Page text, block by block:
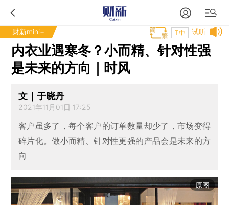
财新mini+ 试听
T中
内衣业遇寒冬？小而精、针对性强
是未来的方向｜时风
文｜于晓丹
2021年11月01日 17:25
客户虽多了，每个客户的订单数量却少了，市场变得
碎片化。做小而精、针对性更强的产品会是未来的方
向
原图